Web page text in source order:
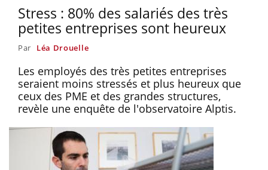
Stress : 80% des salariés des très
petites entreprises sont heureux
Par Léa Drouelle
Les employés des très petites entreprises
seraient moins stressés et plus heureux que
ceux des PME et des grandes structures,
revèle une enquête de l'observatoire Alptis.